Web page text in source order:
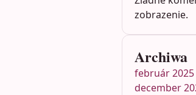
zobrazenie.
Archiwa
február 2025
december